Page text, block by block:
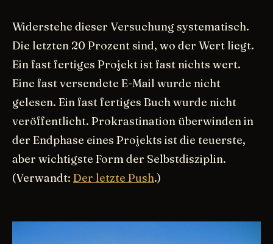
Widerstehe dieser Versuchung systematisch.
Die letzten 20 Prozent sind, wo der Wert liegt.
Ein fast fertiges Projekt ist fast nichts wert.
Eine fast versendete E-Mail wurde nicht
gelesen. Ein fast fertiges Buch wurde nicht
veröffentlicht. Prokrastination überwinden in
der Endphase eines Projekts ist die teuerste,
aber wichtigste Form der Selbstdisziplin.
(Verwandt: Der letzte Push.)